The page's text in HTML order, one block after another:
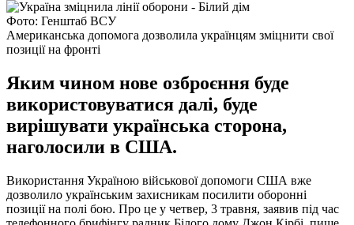
Фото: Генштаб ВСУ
Американська допомога дозволила українцям зміцнити свої
позиції на фронті
Яким чином нове озброєння буде
використовуватися далі, буде
вирішувати українська сторона,
наголосили в США.
Використання Україною військової допомоги США вже
дозволило українським захисникам посилити оборонні
позиції на полі бою. Про це у четвер, 3 травня, заявив під час